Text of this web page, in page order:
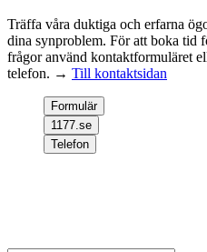
Träffa våra duktiga och erfarna
dina synproblem. För att boka tid
frågor använd kontaktformuläret
telefon. → Till kontaktsidan
Formulär
1177.se
Telefon